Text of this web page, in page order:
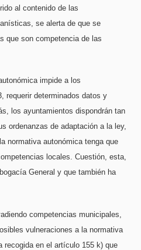
al contenido de las
se alerta de que se
que son competencia de las
impide a los
requerir determinados datos y
l os ayuntamientos dispondrán tan
ordenanzas de adaptación a la ley,
normativa autonómica tenga que
locales. Cuestión, esta,
General y que también ha
competencias municipales,
vulneraciones a la normativa
recogida en el artículo 155 k) que